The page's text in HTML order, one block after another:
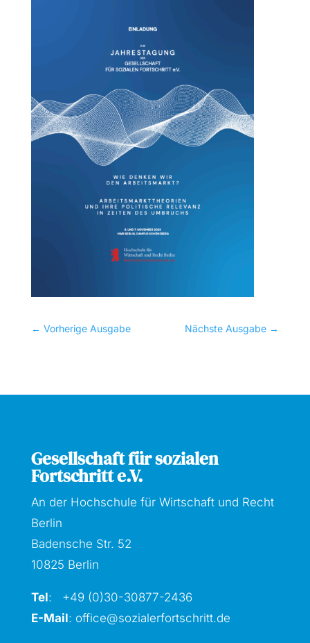
← Vorherige Ausgabe Nächste Ausgabe →
Gesellschaft für sozialen
Fortschritt e.V.
An der Hochschule für Wirtschaft und Recht
Berlin
Badensche Str. 52
10825 Berlin
Tel: +49 (0)30-30877-2436
E-Mail: office@sozialerfortschritt.de